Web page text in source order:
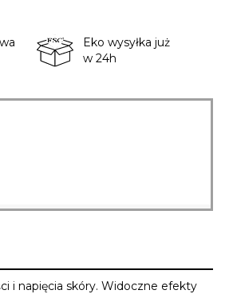
Eko wysyłka już
w 24h
i napięcia skóry. Widoczne efekty